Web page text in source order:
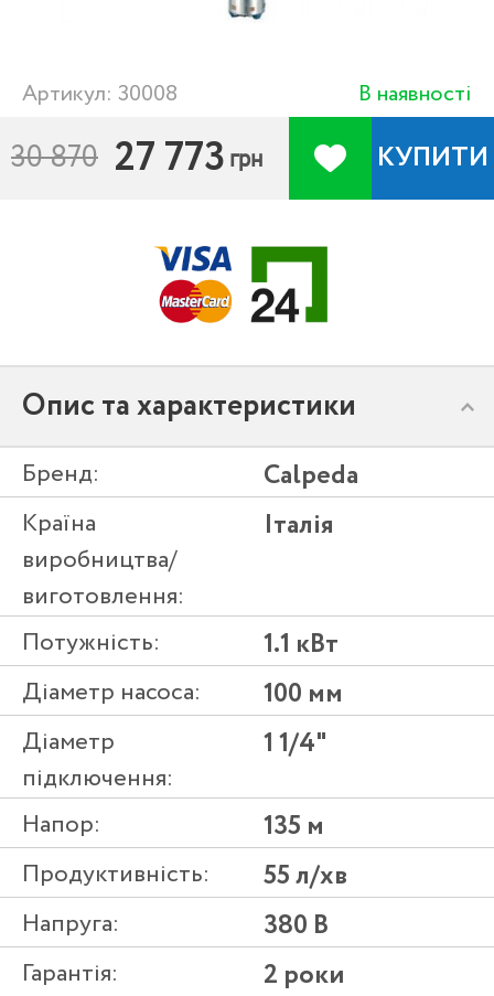
Артикул: 30008 В наявності
30 870 27 773 грн КУПИТИ
Опис та характеристики
Бренд: Calpeda
Країна
виробництва/
виготовлення:
Італія
Потужність: 1.1 кВт
Діаметр насоса: 100 мм
Діаметр
підключення:
1 1/4"
Напор: 135 м
Продуктивність: 55 л/хв
Напруга: 380 В
Гарантія: 2 роки